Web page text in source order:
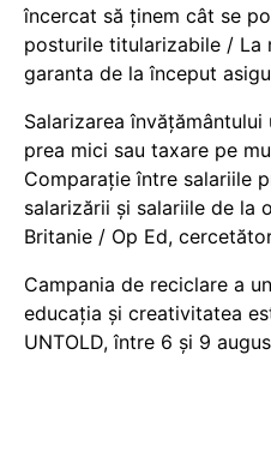
încercat să ținem cât se
posturile titularizabile / La
garanta de la început
Salarizarea
prea mici sau taxare pe
Comparație între salariile
salarizării și salariile de la
Britanie / Op Ed,
Campania de reciclare a
educația și creativitatea
UNTOLD, între 6 și 9